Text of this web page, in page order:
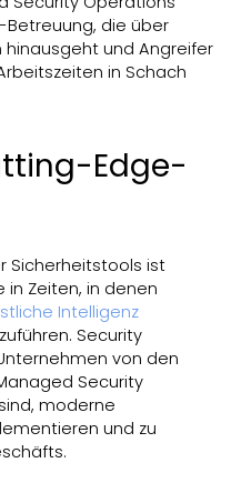
die über
und Angreifer
in Schach
Edge-
Sicherheitstools ist
Zeiten, in denen
Intelligenz
Security
von den
Security
moderne
und zu